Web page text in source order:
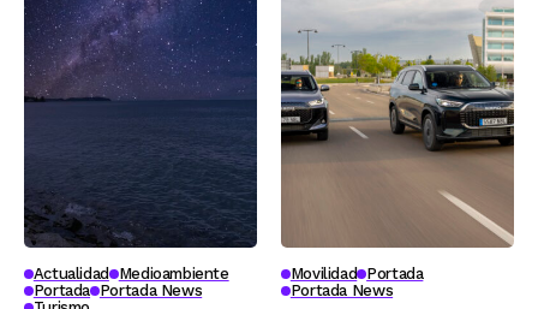
Actualidad
Medioambiente
Portada Portada News
Movilidad Portada
Portada News